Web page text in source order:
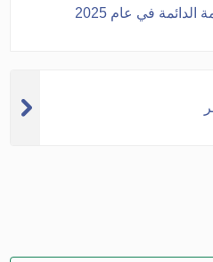
الدائمة في عام 2025